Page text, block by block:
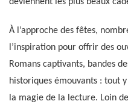
deviennent les plus beaux
À l’approche des fêtes,
l’inspiration pour offrir des
Romans captivants, bandes
historiques émouvants : tout
la magie de la lecture. Loin